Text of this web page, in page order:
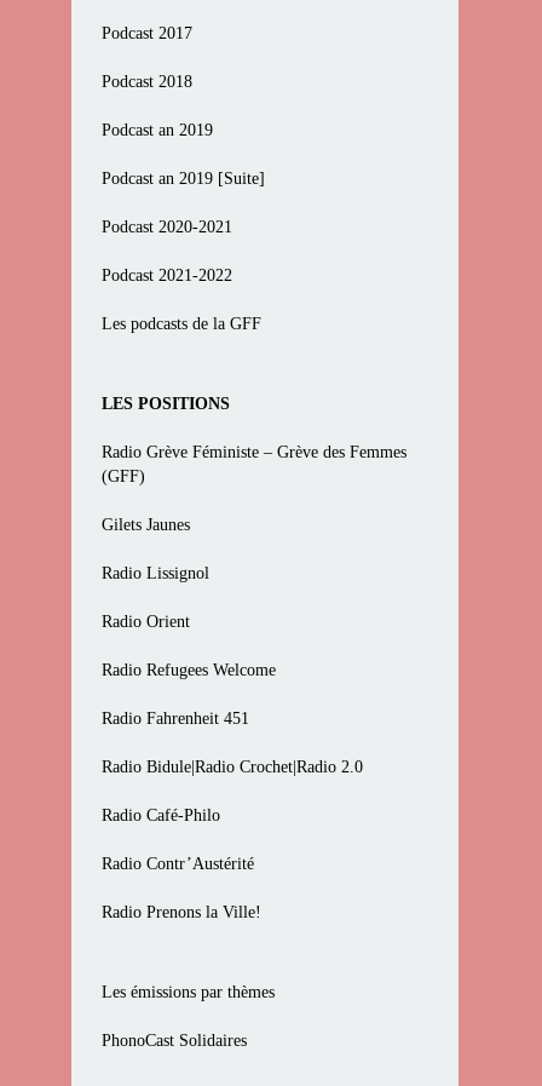
Podcast 2017
Podcast 2018
Podcast an 2019
Podcast an 2019 [Suite]
Podcast 2020-2021
Podcast 2021-2022
Les podcasts de la GFF
LES POSITIONS
Radio Grève Féministe – Grève des Femmes
(GFF)
Gilets Jaunes
Radio Lissignol
Radio Orient
Radio Refugees Welcome
Radio Fahrenheit 451
Radio Bidule|Radio Crochet|Radio 2.0
Radio Café-Philo
Radio Contr’Austérité
Radio Prenons la Ville!
Les émissions par thèmes
PhonoCast Solidaires